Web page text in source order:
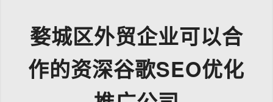
婺城区外贸企业可以合
作的资深谷歌SEO优化